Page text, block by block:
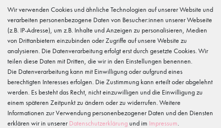
EU Verantwortlicher
tanzmuster GmbH
Gewerbeparkring 2, 15299 Müllrose, Deutschland
033606-779250
Hersteller
tanzmuster
Gewerbeparkring 2, 15299 Müllrose, Deutschland
service@tanzmuster.de
033606-779250
Wir verwenden Cookies und ähnliche Technologien auf unserer Website und
verarbeiten personenbezogene Daten von Besucher:innen unserer Webseite
(z.B. IP-Adresse), um z.B. Inhalte und Anzeigen zu personalisieren, Medien
von Drittanbietern einzubinden oder Zugriffe auf unsere Website zu
analysieren. Die Datenverarbeitung erfolgt erst durch gesetzte Cookies. Wir
teilen diese Daten mit Dritten, die wir in den Einstellungen benennen.
Die Datenverarbeitung kann mit Einwilligung oder aufgrund eines
berechtigten Interesses erfolgen. Die Zustimmung kann erteilt oder abgelehnt
werden. Es besteht das Recht, nicht einzuwilligen und die Einwilligung zu
einem späteren Zeitpunkt zu ändern oder zu widerrufen. Weitere
Informationen zur Verwendung personenbezogener Daten und den Diensten
erklären wir in unserer Daten­schutz­erklärung und im Impressum.